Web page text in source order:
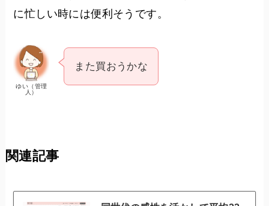
に忙しい時には便利そうです。
ゆい（管理
人）
また買おうかな
関連記事